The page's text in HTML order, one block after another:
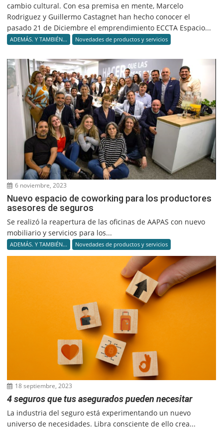
cambio cultural. Con esa premisa en mente, Marcelo
Rodriguez y Guillermo Castagnet han hecho conocer el
pasado 21 de Diciembre el emprendimiento ECCTA Espacio...
ADEMÁS. Y TAMBIÉN... Novedades de productos y servicios
6 noviembre, 2023
Nuevo espacio de coworking para los productores
asesores de seguros
Se realizó la reapertura de las oficinas de AAPAS con nuevo
mobiliario y servicios para los...
ADEMÁS. Y TAMBIÉN... Novedades de productos y servicios
18 septiembre, 2023
4 seguros que tus asegurados pueden necesitar
La industria del seguro está experimentando un nuevo
universo de necesidades. Libra consciente de ello crea...